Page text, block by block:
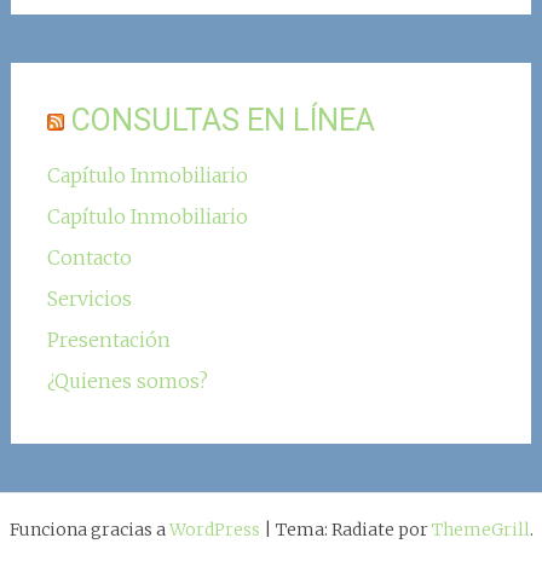
CONSULTAS EN LÍNEA
Capítulo Inmobiliario
Capítulo Inmobiliario
Contacto
Servicios
Presentación
¿Quienes somos?
Funciona gracias aWordPress Tema: Radiate porThemeGrill.